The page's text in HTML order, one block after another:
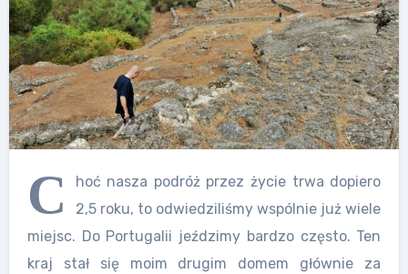
C
hoć nasza podróż przez życie trwa dopiero
2,5 roku, to odwiedziliśmy wspólnie już wiele
miejsc. Do Portugalii jeździmy bardzo często. Ten
kraj stał się moim drugim domem głównie za